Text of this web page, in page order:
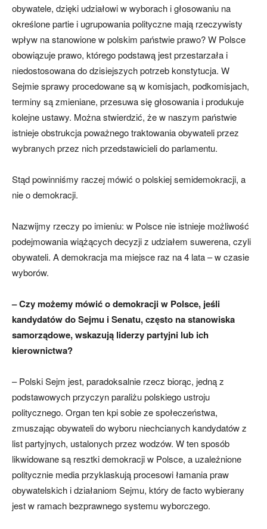
obywatele, dzięki udziałowi w wyborach i głosowaniu na
określone partie i ugrupowania polityczne mają rzeczywisty
wpływ na stanowione w polskim państwie prawo? W Polsce
obowiązuje prawo, którego podstawą jest przestarzała i
niedostosowana do dzisiejszych potrzeb konstytucja. W
Sejmie sprawy procedowane są w komisjach, podkomisjach,
terminy są zmieniane, przesuwa się głosowania i produkuje
kolejne ustawy. Można stwierdzić, że w naszym państwie
istnieje obstrukcja poważnego traktowania obywateli przez
wybranych przez nich przedstawicieli do parlamentu.
Stąd powinniśmy raczej mówić o polskiej semidemokracji, a
nie o demokracji.
Nazwijmy rzeczy po imieniu: w Polsce nie istnieje możliwość
podejmowania wiążących decyzji z udziałem suwerena, czyli
obywateli. A demokracja ma miejsce raz na 4 lata – w czasie
wyborów.
– Czy możemy mówić o demokracji w Polsce, jeśli
kandydatów do Sejmu i Senatu, często na stanowiska
samorządowe, wskazują liderzy partyjni lub ich
kierownictwa?
– Polski Sejm jest, paradoksalnie rzecz biorąc, jedną z
podstawowych przyczyn paraliżu polskiego ustroju
politycznego. Organ ten kpi sobie ze społeczeństwa,
zmuszając obywateli do wyboru niechcianych kandydatów z
list partyjnych, ustalonych przez wodzów. W ten sposób
likwidowane są resztki demokracji w Polsce, a uzależnione
politycznie media przyklaskują procesowi łamania praw
obywatelskich i działaniom Sejmu, który de facto wybierany
jest w ramach bezprawnego systemu wyborczego.